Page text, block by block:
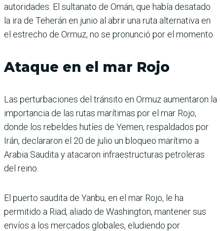
autoridades. El sultanato de Omán, que había desatado
la ira de Teherán en junio al abrir una ruta alternativa en
el estrecho de Ormuz, no se pronunció por el momento.
Ataque en el mar Rojo
Las perturbaciones del tránsito en Ormuz aumentaron la
importancia de las rutas marítimas por el mar Rojo,
donde los rebeldes hutíes de Yemen, respaldados por
Irán, declararon el 20 de julio un bloqueo marítimo a
Arabia Saudita y atacaron infraestructuras petroleras
del reino.
El puerto saudita de Yanbu, en el mar Rojo, le ha
permitido a Riad, aliado de Washington, mantener sus
envíos a los mercados globales, eludiendo por